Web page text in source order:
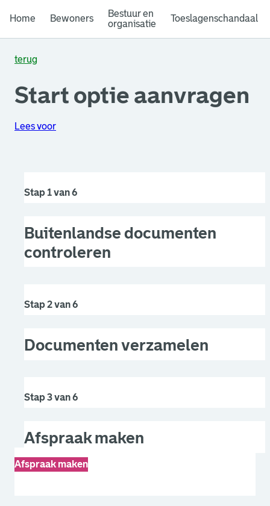
Home Bewoners
Bestuur en
organisatie
Toeslagenschandaal
terug
Start optie aanvragen
Lees voor
Stap 1 van 6
Buitenlandse documenten
controleren
Stap 2 van 6
Documenten verzamelen
Stap 3 van 6
Afspraak maken
Afspraak maken
. Link opent een externe pagina in een nieuw